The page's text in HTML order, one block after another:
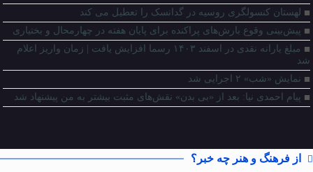
لهستان کنسولگری روسیه در گدانسک را تعطیل می کند
پیش‌بینی وقوع بارش‌های پراکنده برای پایان هفته در چهارمحال و بختیاری
مبلغ یارانه نقدی در اسفند ۱۴۰۳ رسما افزایش یافت | زمان واریز اعلام
شد
نمایش «شب» ۲ اجرایی شد
پیام احمدی نیا: بعد از «بی بدن» نقش‌های مثبت بیشتر به من پیشنهاد شد
از فرهنگ و هنر چه خبر؟